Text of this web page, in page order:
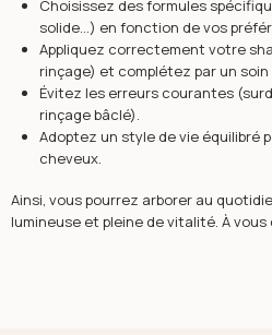
Choisissez des formules
solide…) en fonction de vos
Appliquez correctement votre
rinçage) et complétez par un
Évitez les erreurs courantes
rinçage bâclé).
Adoptez un style de vie équilibré
cheveux.
Ainsi, vous pourrez arborer au
lumineuse et pleine de vitalité. À vous